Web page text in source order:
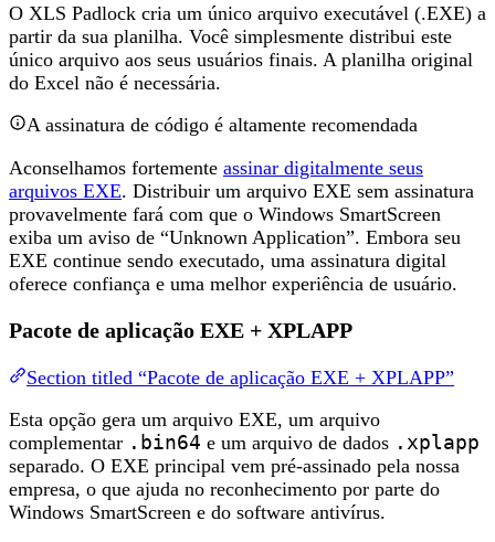
O XLS Padlock cria um único arquivo executável (.EXE) a
partir da sua planilha. Você simplesmente distribui este
único arquivo aos seus usuários finais. A planilha original
do Excel não é necessária.
A assinatura de código é altamente recomendada
Aconselhamos fortemente assinar digitalmente seus
arquivos EXE. Distribuir um arquivo EXE sem assinatura
provavelmente fará com que o Windows SmartScreen
exiba um aviso de “Unknown Application”. Embora seu
EXE continue sendo executado, uma assinatura digital
oferece confiança e uma melhor experiência de usuário.
Pacote de aplicação EXE + XPLAPP
Section titled “Pacote de aplicação EXE + XPLAPP”
Esta opção gera um arquivo EXE, um arquivo
complementar .bin64 e um arquivo de dados .xplapp
separado. O EXE principal vem pré-assinado pela nossa
empresa, o que ajuda no reconhecimento por parte do
Windows SmartScreen e do software antivírus.